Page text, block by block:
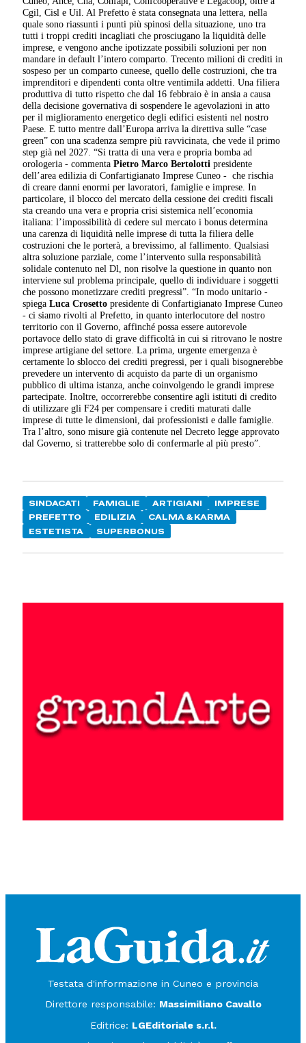
Cgil, Cisl e Uil. Al Prefetto è stata consegnata una lettera, nella
quale sono riassunti i punti più spinosi della situazione, uno tra
tutti i troppi crediti incagliati che prosciugano la liquidità delle
imprese, e vengono anche ipotizzate possibili soluzioni per non
mandare in default l’intero comparto. Trecento milioni di crediti in
sospeso per un comparto cuneese, quello delle costruzioni, che tra
imprenditori e dipendenti conta oltre ventimila addetti. Una filiera
produttiva di tutto rispetto che dal 16 febbraio è in ansia a causa
della decisione governativa di sospendere le agevolazioni in atto
per il miglioramento energetico degli edifici esistenti nel nostro
Paese. E tutto mentre dall’Europa arriva la direttiva sulle “case
green” con una scadenza sempre più ravvicinata, che vede il primo
step già nel 2027. “Si tratta di una vera e propria bomba ad
orologeria - commentaPietro Marco Bertolotti presidente
dell’area edilizia di Confartigianato Imprese Cuneo - che rischia
di creare danni enormi per lavoratori, famiglie e imprese. In
particolare, il blocco del mercato della cessione dei crediti fiscali
sta creando una vera e propria crisi sistemica nell’economia
italiana: l’impossibilità di cedere sul mercato i bonus determina
una carenza di liquidità nelle imprese di tutta la filiera delle
costruzioni che le porterà, a brevissimo, al fallimento. Qualsiasi
altra soluzione parziale, come l’intervento sulla responsabilità
solidale contenuto nel Dl, non risolve la questione in quanto non
interviene sul problema principale, quello di individuare i soggetti
che possono monetizzare crediti pregressi”. “In modo unitario -
spiegaLuca Crosetto presidente di Confartigianato Imprese Cuneo
- ci siamo rivolti al Prefetto, in quanto interlocutore del nostro
territorio con il Governo, affinché possa essere autorevole
portavoce dello stato di grave difficoltà in cui si ritrovano le nostre
imprese artigiane del settore. La prima, urgente emergenza è
certamente lo sblocco dei crediti pregressi, per i quali bisognerebbe
prevedere un intervento di acquisto da parte di un organismo
pubblico di ultima istanza, anche coinvolgendo le grandi imprese
partecipate. Inoltre, occorrerebbe consentire agli istituti di credito
di utilizzare gli F24 per compensare i crediti maturati dalle
imprese di tutte le dimensioni, dai professionisti e dalle famiglie.
Tra l’altro, sono misure già contenute nel Decreto legge approvato
dal Governo, si tratterebbe solo di confermarle al più presto”.
SINDACATI FAMIGLIE ARTIGIANI
IMPRESE
PREFETTO
EDILIZIA
CALMA & KARMA
ESTETISTA
SUPERBONUS
Testata d'informazione in Cuneo e provincia
Direttore responsabile: Massimiliano Cavallo
Editrice: LGEditoriale s.r.l.